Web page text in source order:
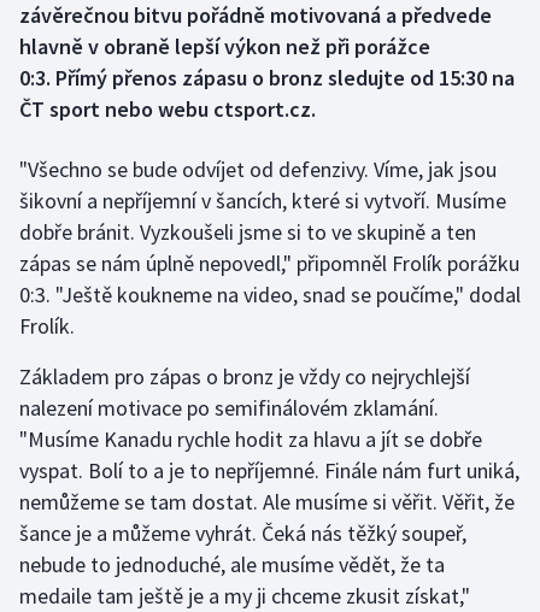
Dostihy
Florbal
Futsal
Golf
Gymnastika
Házená
Judo
Krasobruslení
Lezení
Lyže a snowboard
závěrečnou bitvu pořádně motivovaná a předvede
hlavně v obraně lepší výkon než při porážce
0:3. Přímý přenos zápasu o bronz sledujte od 15:30 na
ČT sport nebo webu ctsport.cz.
"Všechno se bude odvíjet od defenzivy. Víme, jak jsou
šikovní a nepříjemní v šancích, které si vytvoří. Musíme
dobře bránit. Vyzkoušeli jsme si to ve skupině a ten
zápas se nám úplně nepovedl," připomněl Frolík porážku
0:3. "Ještě koukneme na video, snad se poučíme," dodal
Frolík.
Základem pro zápas o bronz je vždy co nejrychlejší
nalezení motivace po semifinálovém zklamání.
"Musíme Kanadu rychle hodit za hlavu a jít se dobře
vyspat. Bolí to a je to nepříjemné. Finále nám furt uniká,
nemůžeme se tam dostat. Ale musíme si věřit. Věřit, že
šance je a můžeme vyhrát. Čeká nás těžký soupeř,
nebude to jednoduché, ale musíme vědět, že ta
medaile tam ještě je a my ji chceme zkusit získat,"